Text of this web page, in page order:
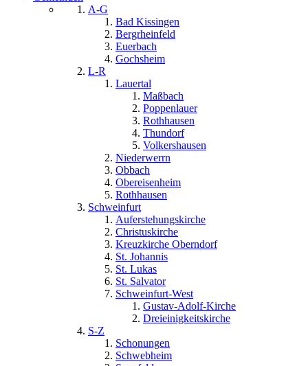
A-G
Bad Kissingen
Bergrheinfeld
Euerbach
Gochsheim
L-R
Lauertal
Maßbach
Poppenlauer
Rothhausen
Thundorf
Volkershausen
Niederwerrn
Obbach
Obereisenheim
Rothhausen
Schweinfurt
Auferstehungskirche
Christuskirche
Kreuzkirche Oberndorf
St. Johannis
St. Lukas
St. Salvator
Schweinfurt-West
Gustav-Adolf-Kirche
Dreieinigkeitskirche
S-Z
Schonungen
Schwebheim